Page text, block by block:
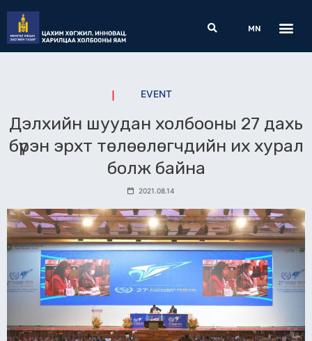
content
Search
MN
EVENT
Дэлхийн шуудан холбооны 27 дахь
бүрэн эрхт төлөөлөгчдийн их хурал
болж байна
2021.08.14